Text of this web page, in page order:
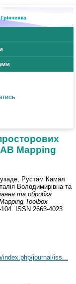
Mapping
Рустам Камал
Володимирівна та
та обробка
Toolbox
104. ISSN 2663-4023
journal/iss...